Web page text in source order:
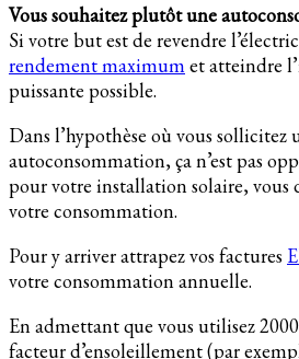
Vous souhaitez plutôt une
Si votre but est de revendre
rendement maximumet atteindre
puissante possible.
Dans l’hypothèse où vous sollicitez
autoconsommation, ça n’est pas
pour votre installation solaire, vous
votre consommation.
Pour y arriver attrapez vos factures
votre consommation annuelle.
En admettant que vous utilisez
facteur d’ensoleillement (par